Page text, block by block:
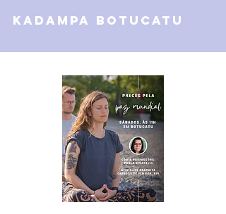
kadampa botucatu